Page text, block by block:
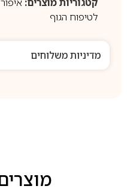
לטיפוח הגוף
מדיניות משלוחים